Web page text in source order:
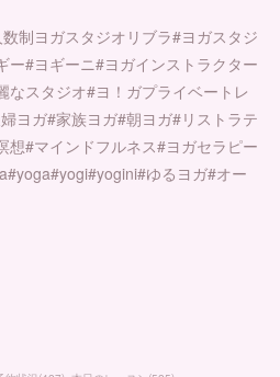
制ヨガスタジオリブラ#ヨガスタジ
ー#ヨギーニ#ヨガインストラクター
なスタジオ#ヨ！ガプライベートレ
ヨガ#家族ヨガ#朝ヨガ#リストラテ
想#マインドフルネス#ヨガセラピー
ゆるヨガ#オー